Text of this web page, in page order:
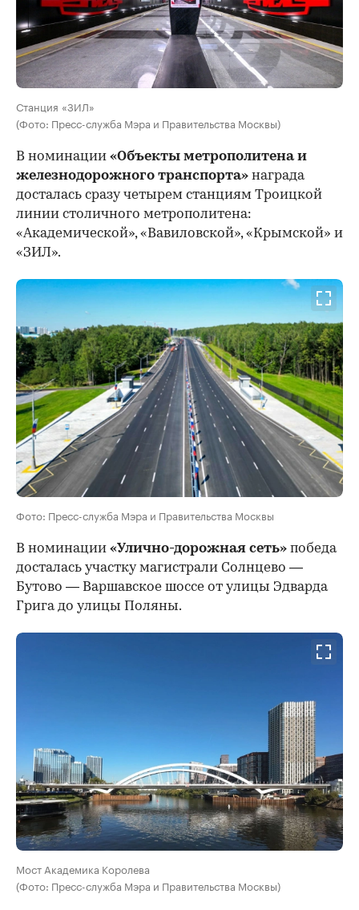
Станция «ЗИЛ»
(Фото: Пресс-служба Мэра и Правительства Москвы)
В номинации «Объекты метрополитена и
железнодорожного транспорта» награда
досталась сразу четырем станциям Троицкой
линии столичного метрополитена:
«Академической», «Вавиловской», «Крымской» и
«ЗИЛ».
Фото: Пресс-служба Мэра и Правительства Москвы
В номинации «Улично-дорожная сеть» победа
досталась участку магистрали Солнцево —
Бутово — Варшавское шоссе от улицы Эдварда
Грига до улицы Поляны.
Мост Академика Королева
(Фото: Пресс-служба Мэра и Правительства Москвы)